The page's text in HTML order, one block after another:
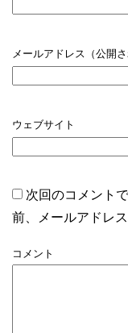
メールアドレス（公開
ウェブサイト
次回のコメント
前、メールアドレ
コメント